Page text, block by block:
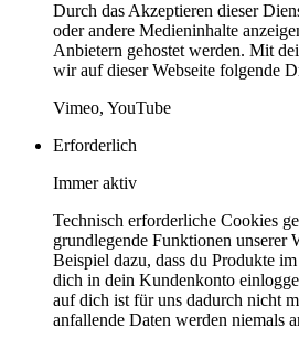
Durch das Akzeptieren dieser
oder andere Medieninhalte
Anbietern gehostet werden. Mit
wir auf dieser Webseite folgende
Vimeo, YouTube
Erforderlich
Immer aktiv
Technisch erforderliche Cookies
grundlegende Funktionen unserer
Beispiel dazu, dass du Produkte
dich in dein Kundenkonto
auf dich ist für uns dadurch nicht
anfallende Daten werden niemals